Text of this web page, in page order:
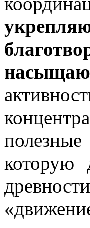
которую